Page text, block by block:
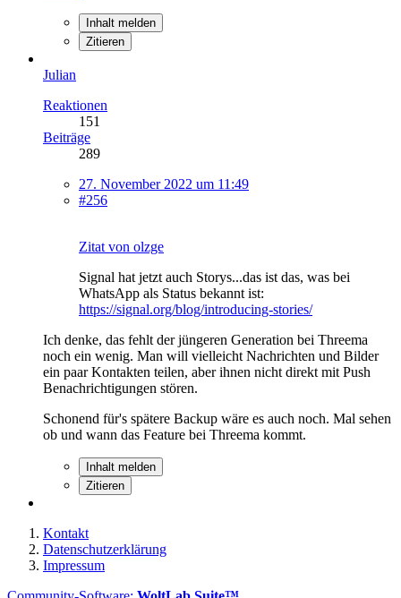
Inhalt melden
Zitieren
Julian
Reaktionen
151
Beiträge
289
27. November 2022 um 11:49
#256
Zitat von olzge
Signal hat jetzt auch Storys...das ist das, was bei
WhatsApp als Status bekannt ist:
https://signal.org/blog/introducing-stories/
Ich denke, das fehlt der jüngeren Generation bei Threema
noch ein wenig. Man will vielleicht Nachrichten und Bilder
ein paar Kontakten teilen, aber ihnen nicht direkt mit Push
Benachrichtigungen stören.
Schonend für's spätere Backup wäre es auch noch. Mal sehen
ob und wann das Feature bei Threema kommt.
Inhalt melden
Zitieren
Kontakt
Datenschutzerklärung
Impressum